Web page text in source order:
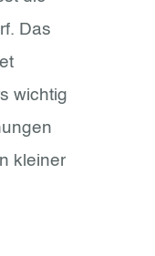
Das
wichtig
kleiner